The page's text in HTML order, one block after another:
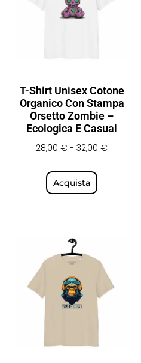
T-Shirt Unisex Cotone
Organico Con Stampa
Orsetto Zombie –
Ecologica E Casual
28,00€ - 32,00€
Acquista